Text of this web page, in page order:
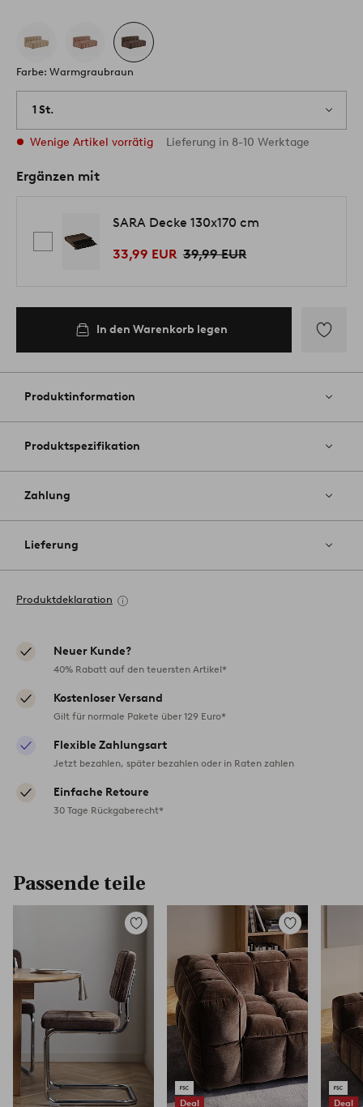
Farbe: Warmgraubraun
1 St.
Wenige Artikel vorrätig Lieferung in 8-10 Werktage
Ergänzen mit
SARA Decke 130x170 cm
33,99 EUR 39,99 EUR
In den Warenkorb legen
Favoriten
Produktinformation
Produktspezifikation
Zahlung
Lieferung
Produktdeklaration
Neuer Kunde?
40% Rabatt auf den teuersten Artikel*
Kostenloser Versand
Gilt für normale Pakete über 129 Euro*
Flexible Zahlungsart
Jetzt bezahlen, später bezahlen oder in Raten zahlen
Einfache Retoure
30 Tage Rückgaberecht*
Passende teile
Zu
hinzufügen
Deal
Zu
Favoriten
hinzufügen
Deal